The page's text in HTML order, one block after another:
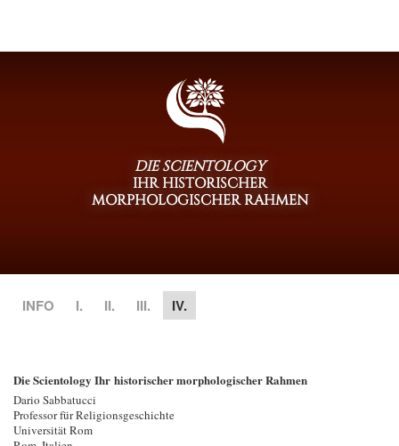
DIE SCIENTOLOGY
IHR HISTORISCHER
MORPHOLOGISCHER RAHMEN
INFO I. II. III. IV.
Die Scientology Ihr historischer morphologischer Rahmen
Dario Sabbatucci
Professor für Religionsgeschichte
Universität Rom